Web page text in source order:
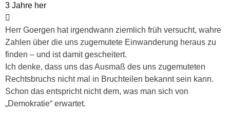
3 Jahre her
Herr Goergen hat irgendwann ziemlich früh versucht, wahre
Zahlen über die uns zugemutete Einwanderung heraus zu
finden – und ist damit gescheitert.
Ich denke, dass uns das Ausmaß des uns zugemuteten
Rechtsbruchs nicht mal in Bruchteilen bekannt sein kann.
Schon das entspricht nicht dem, was man sich von
„Demokratie“ erwartet.